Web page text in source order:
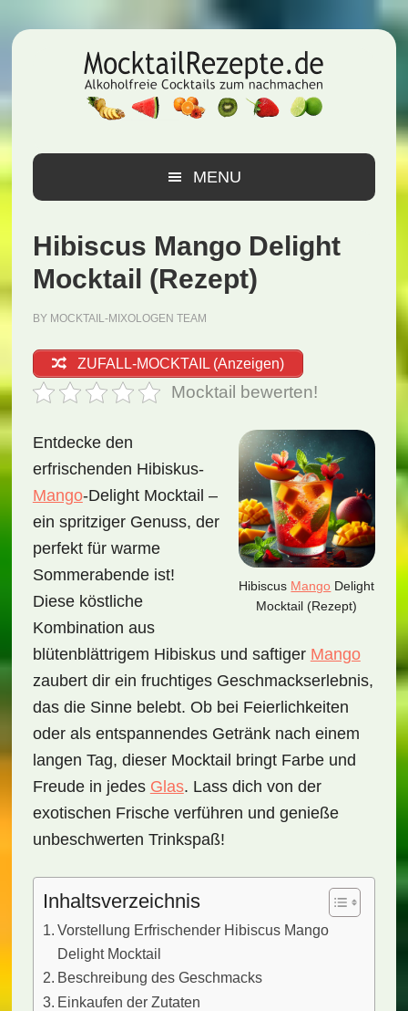
Hauptnavigation
Inhalt
Seitenspalte
MENU
Hibiscus Mango Delight
Mocktail (Rezept)
BY MOCKTAIL-MIXOLOGEN TEAM
ZUFALL-MOCKTAIL (Anzeigen)
Mocktail bewerten!
Hibiscus Mango Delight
Mocktail (Rezept)
Entdecke den
erfrischenden Hibiskus-
Mango-Delight Mocktail –
ein spritziger Genuss, der
perfekt für warme
Sommerabende ist!
Diese köstliche
Kombination aus
blütenblättrigem Hibiskus und saftiger Mango
zaubert dir ein fruchtiges Geschmackserlebnis,
das die Sinne belebt. Ob bei Feierlichkeiten
oder als entspannendes Getränk nach einem
langen Tag, dieser Mocktail bringt Farbe und
Freude in jedes Glas. Lass dich von der
exotischen Frische verführen und genieße
unbeschwerten Trinkspaß!
Inhaltsverzeichnis
Vorstellung Erfrischender Hibiscus Mango
Delight Mocktail
Beschreibung des Geschmacks
Einkaufen der Zutaten